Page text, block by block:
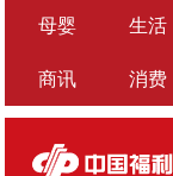
母婴 生活
商讯 消费